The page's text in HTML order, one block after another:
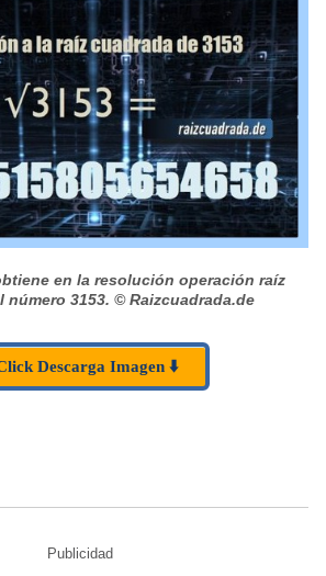
en la resolución operación raíz
número 3153. © Raizcuadrada.de
Descarga Imagen ⬇️
Publicidad